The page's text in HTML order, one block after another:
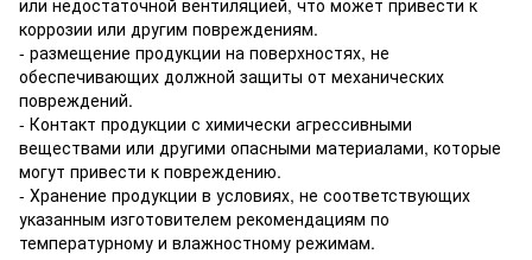
коррозии или другим повреждениям.
- размещение продукции на поверхностях, не
обеспечивающих должной защиты от механических
повреждений.
- Контакт продукции с химически агрессивными
веществами или другими опасными материалами, которые
могут привести к повреждению.
- Хранение продукции в условиях, не соответствующих
указанным изготовителем рекомендациям по
температурному и влажностному режимам.